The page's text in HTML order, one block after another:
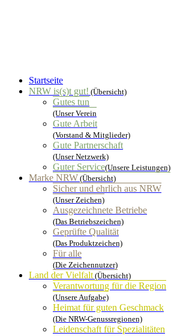
Startseite
NRW is(s)t gut! (Übersicht)
Gutes tun
(Unser Verein
Gute Arbeit
(Vorstand & Mitglieder)
Gute Partnerschaft
(Unser Netzwerk)
Guter Service(Unsere Leistungen)
Marke NRW (Übersicht)
Sicher und ehrlich aus NRW
(Unser Zeichen)
Ausgezeichnete Betriebe
(Das Betriebszeichen)
Geprüfte Qualität
(Das Produktzeichen)
Für alle
(Die Zeichennutzer)
Land der Vielfalt(Übersicht)
Verantwortung für die Region
(Unsere Aufgabe)
Heimat für guten Geschmack
(Die NRW-Genussregionen)
Leidenschaft für Spezialitäten